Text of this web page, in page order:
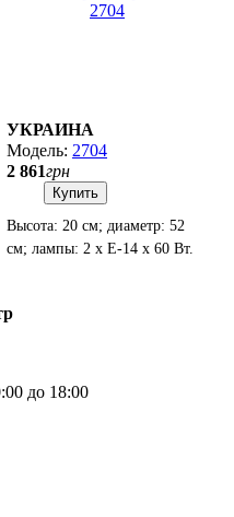
УКРАИНА
2704
2 861грн
Купить
Высота: 20 см; диаметр: 52
см; лампы: 2 х Е-14 х 60 Вт.
до 18:00